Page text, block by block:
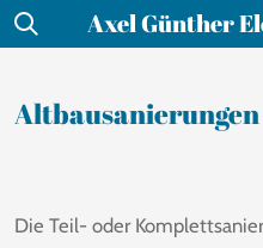
Zum
springen
Axel Günther
Altbausanierungen
Die Teil- oder